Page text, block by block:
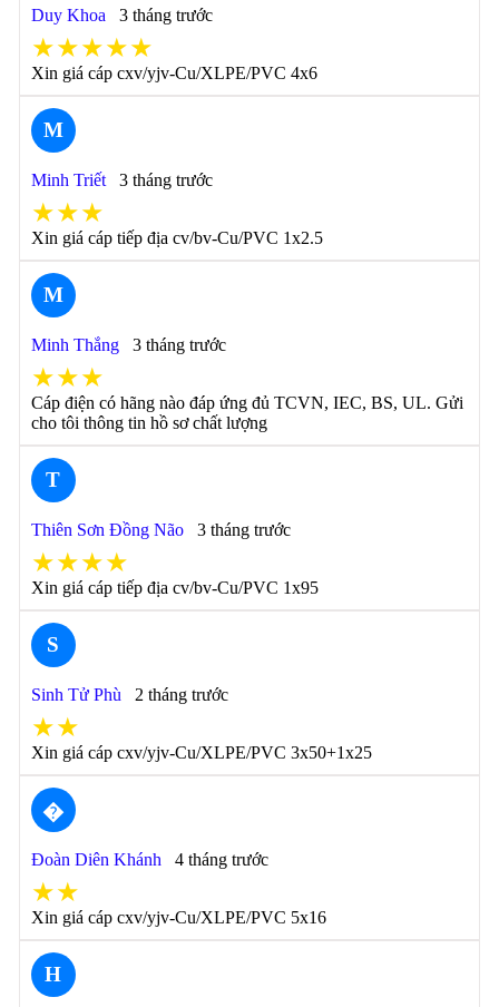
Duy Khoa 3 tháng trước
★★★★★
Xin giá cáp cxv/yjv-Cu/XLPE/PVC 4x6
M
Minh Triết 3 tháng trước
★★★
Xin giá cáp tiếp địa cv/bv-Cu/PVC 1x2.5
M
Minh Thắng 3 tháng trước
★★★
Cáp điện có hãng nào đáp ứng đủ TCVN, IEC, BS, UL. Gửi
cho tôi thông tin hồ sơ chất lượng
T
Thiên Sơn Đồng Não 3 tháng trước
★★★★
Xin giá cáp tiếp địa cv/bv-Cu/PVC 1x95
S
Sinh Tử Phù 2 tháng trước
★★
Xin giá cáp cxv/yjv-Cu/XLPE/PVC 3x50+1x25
�
Đoàn Diên Khánh 4 tháng trước
★★
Xin giá cáp cxv/yjv-Cu/XLPE/PVC 5x16
H